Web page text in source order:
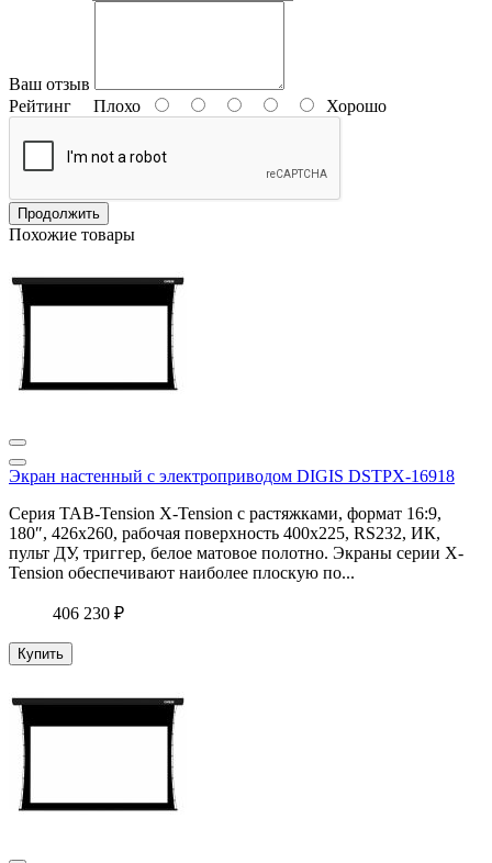
Ваш отзыв
Рейтинг Плохо Хорошо
Продолжить
Похожие товары
Экран настенный с электроприводом DIGIS DSTPX-16918
Серия TAB-Tension X-Tension с растяжками, формат 16:9,
180″, 426x260, рабочая поверхность 400x225, RS232, ИК,
пульт ДУ, триггер, белое матовое полотно. Экраны серии X-
Tension обеспечивают наиболее плоскую по...
406 230 ₽
Купить